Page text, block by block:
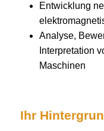
Entwicklung
Analyse,
Interpretation
Maschinen
Ihr